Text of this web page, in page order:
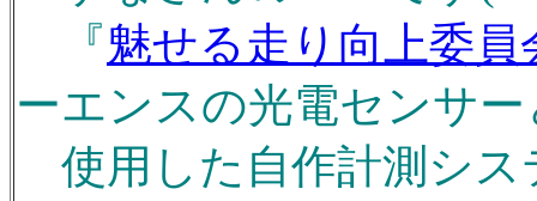
『魅せる走り向上委員
ーエンスの光電センサ
使用した自作計測シス